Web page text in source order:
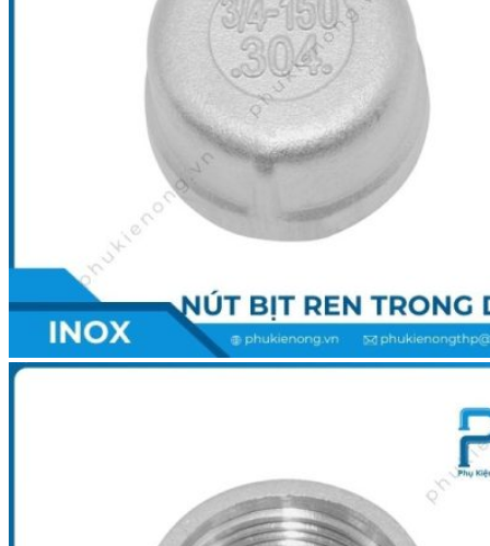
Quay trở lại cửa hàng